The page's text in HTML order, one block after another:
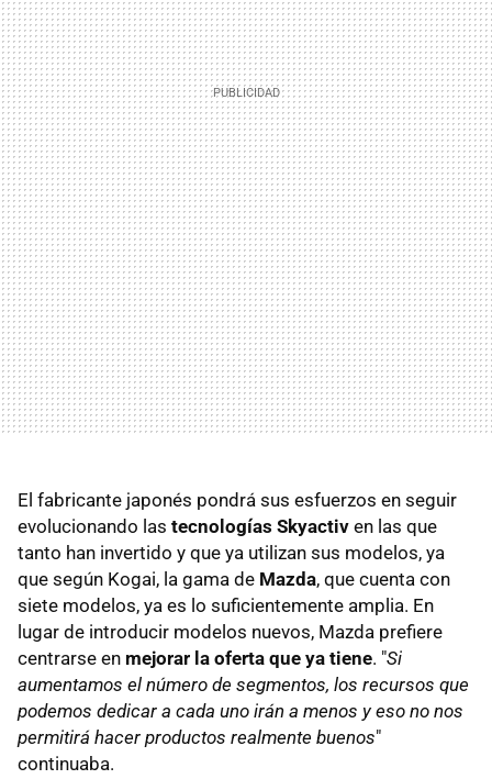
El fabricante japonés pondrá sus esfuerzos en seguir
evolucionando las tecnologías Skyactiv en las que
tanto han invertido y que ya utilizan sus modelos, ya
que según Kogai, la gama de Mazda, que cuenta con
siete modelos, ya es lo suficientemente amplia. En
lugar de introducir modelos nuevos, Mazda prefiere
centrarse en mejorar la oferta que ya tiene. "Si
aumentamos el número de segmentos, los recursos que
podemos dedicar a cada uno irán a menos y eso no nos
permitirá hacer productos realmente buenos"
continuaba.